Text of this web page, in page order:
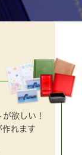
欲しい！
作れます